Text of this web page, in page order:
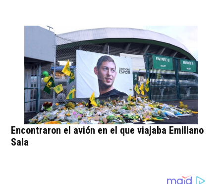
Encontraron el avión en el que viajaba Emiliano
Sala